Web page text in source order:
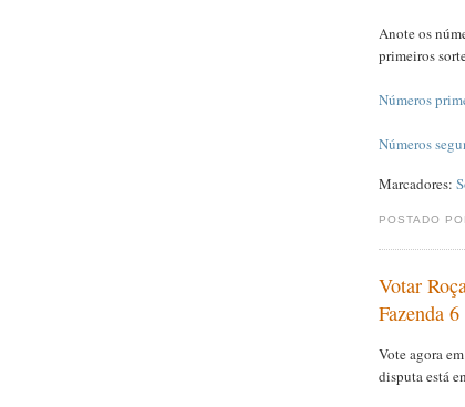
Anote os
primeiros
Números
Números
Marcadores:
POSTADO
Votar
Fazenda
Vote agora
disputa está